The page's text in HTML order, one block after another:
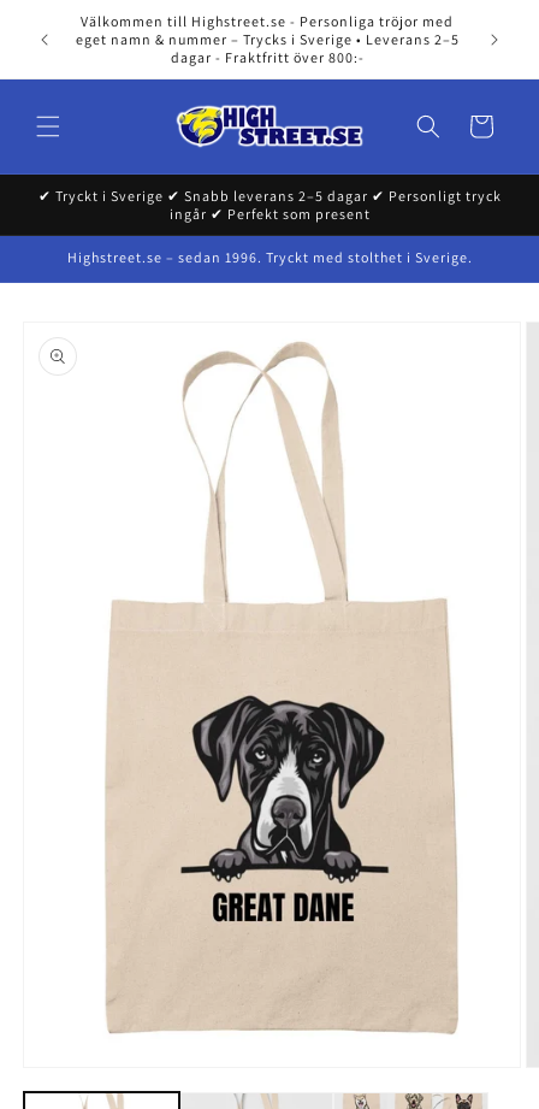
Skip to
content
Välkommen till Highstreet.se - Personliga tröjor med
eget namn & nummer – Trycks i Sverige • Leverans 2–5
dagar - Fraktfritt över 800:-
Cart
✔ Tryckt i Sverige ✔ Snabb leverans 2–5 dagar ✔ Personligt tryck
ingår ✔ Perfekt som present
Highstreet.se – sedan 1996. Tryckt med stolthet i Sverige.
product
information